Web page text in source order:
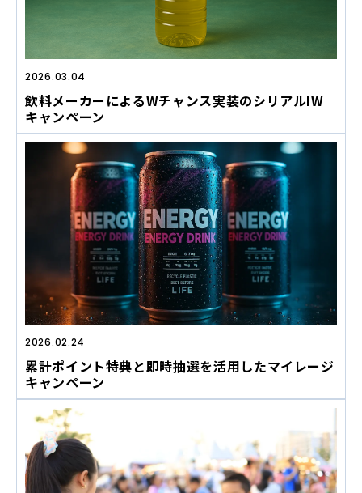
2026.03.04
飲料メーカーによるWチャンス実装のシリアルIW
キャンペーン
2026.02.24
累計ポイント特典と即時抽選を活用したマイレージ
キャンペーン